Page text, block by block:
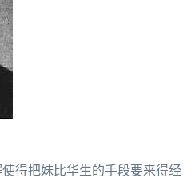
得把妹比华生的手段要来得经